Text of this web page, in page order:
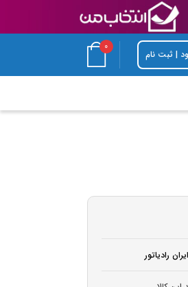
| ثبت نام
0